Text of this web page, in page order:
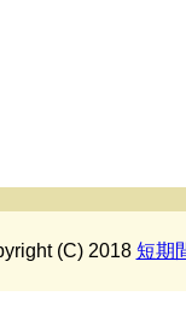
(C) 2018 短期